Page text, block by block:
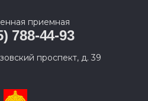
приемная
788-44-93
проспект, д. 39